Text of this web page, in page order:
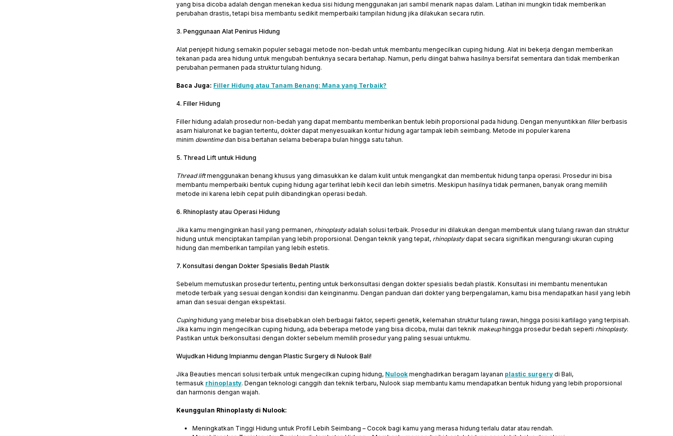
yang bisa dicoba adalah dengan menekan kedua sisi hidung menggunakan jari sambil menarik napas dalam. Latihan ini mungkin tidak memberikan
perubahan drastis, tetapi bisa membantu sedikit memperbaiki tampilan hidung jika dilakukan secara rutin.
3. Penggunaan Alat Penirus Hidung
Alat penjepit hidung semakin populer sebagai metode non-bedah untuk membantu mengecilkan cuping hidung. Alat ini bekerja dengan memberikan
tekanan pada area hidung untuk mengubah bentuknya secara bertahap. Namun, perlu diingat bahwa hasilnya bersifat sementara dan tidak memberikan
perubahan permanen pada struktur tulang hidung.
Baca Juga: Filler Hidung atau Tanam Benang: Mana yang Terbaik?
4. Filler Hidung
Filler hidung adalah prosedur non-bedah yang dapat membantu memberikan bentuk lebih proporsional pada hidung. Dengan menyuntikkan fillerberbasis
asam hialuronat ke bagian tertentu, dokter dapat menyesuaikan kontur hidung agar tampak lebih seimbang. Metode ini populer karena
minim downtimedan bisa bertahan selama beberapa bulan hingga satu tahun.
5. Thread Lift untuk Hidung
Thread liftmenggunakan benang khusus yang dimasukkan ke dalam kulit untuk mengangkat dan membentuk hidung tanpa operasi. Prosedur ini bisa
membantu memperbaiki bentuk cuping hidung agar terlihat lebih kecil dan lebih simetris. Meskipun hasilnya tidak permanen, banyak orang memilih
metode ini karena lebih cepat pulih dibandingkan operasi bedah.
6. Rhinoplasty atau Operasi Hidung
Jika kamu menginginkan hasil yang permanen, rhinoplasty adalah solusi terbaik. Prosedur ini dilakukan dengan membentuk ulang tulang rawan dan struktur
hidung untuk menciptakan tampilan yang lebih proporsional. Dengan teknik yang tepat, rhinoplastydapat secara signifikan mengurangi ukuran cuping
hidung dan memberikan tampilan yang lebih estetis.
7. Konsultasi dengan Dokter Spesialis Bedah Plastik
Sebelum memutuskan prosedur tertentu, penting untuk berkonsultasi dengan dokter spesialis bedah plastik. Konsultasi ini membantu menentukan
metode terbaik yang sesuai dengan kondisi dan keinginanmu. Dengan panduan dari dokter yang berpengalaman, kamu bisa mendapatkan hasil yang lebih
aman dan sesuai dengan ekspektasi.
Cupinghidung yang melebar bisa disebabkan oleh berbagai faktor, seperti genetik, kelemahan struktur tulang rawan, hingga posisi kartilago yang terpisah.
Jika kamu ingin mengecilkan cuping hidung, ada beberapa metode yang bisa dicoba, mulai dari teknik makeuphingga prosedur bedah seperti rhinoplasty.
Pastikan untuk berkonsultasi dengan dokter sebelum memilih prosedur yang paling sesuai untukmu.
Wujudkan Hidung Impianmu dengan Plastic Surgery di Nulook Bali!
Jika Beauties mencari solusi terbaik untuk mengecilkan cuping hidung, Nulook menghadirkan beragam layanan plastic surgery di Bali,
termasuk rhinoplasty. Dengan teknologi canggih dan teknik terbaru, Nulook siap membantu kamu mendapatkan bentuk hidung yang lebih proporsional
dan harmonis dengan wajah.
Keunggulan Rhinoplasty di Nulook:
Meningkatkan Tinggi Hidung untuk Profil Lebih Seimbang – Cocok bagi kamu yang merasa hidung terlalu datar atau rendah.